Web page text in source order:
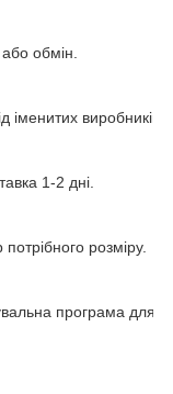
обмін.
іменитих виробників.
1-2 дні.
розміру.
програма для